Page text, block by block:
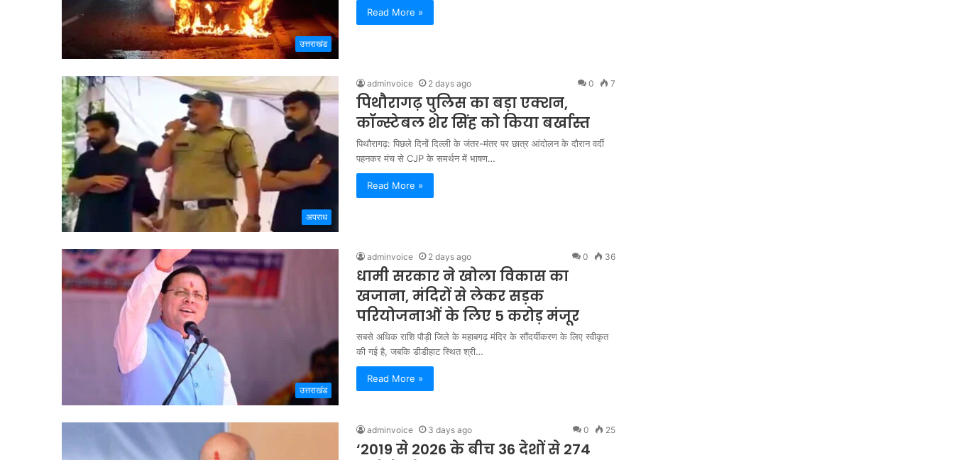
उत्तराखंड
Read More »
अपराध
adminvoice 2 days ago 0 7
पिथौरागढ़ पुलिस का बड़ा एक्शन,
कॉन्स्टेबल शेर सिंह को किया बर्खास्त
पिथौरागढ़: पिछले दिनों दिल्ली के जंतर-मंतर पर छात्र आंदोलन के दौरान वर्दी
पहनकर मंच से CJP के समर्थन में भाषण…
Read More »
उत्तराखंड
adminvoice 2 days ago 0 36
धामी सरकार ने खोला विकास का
खजाना, मंदिरों से लेकर सड़क
परियोजनाओं के लिए 5 करोड़ मंजूर
सबसे अधिक राशि पौड़ी जिले के महाबगढ़ मंदिर के सौंदर्यीकरण के लिए स्वीकृत
की गई है, जबकि डीडीहाट स्थित श्री…
Read More »
adminvoice 3 days ago 0 25
‘2019 से 2026 के बीच 36 देशों से 274